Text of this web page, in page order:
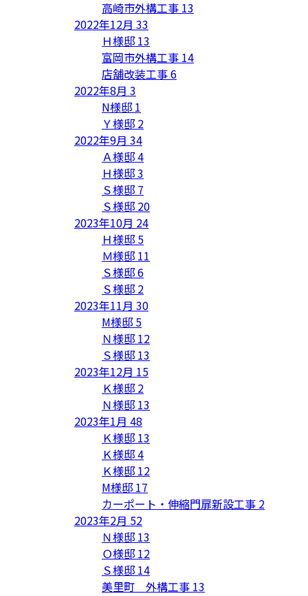
高崎市外構工事 13
2022年12月 33
Ｈ様邸 13
富岡市外構工事 14
店舗改装工事6
2022年8月 3
N様邸 1
Ｙ様邸 2
2022年9月 34
Ａ様邸4
Ｈ様邸3
Ｓ様邸 7
Ｓ様邸 20
2023年10月 24
Ｈ様邸 5
Ｍ様邸 11
Ｓ様邸6
Ｓ様邸 2
2023年11月 30
M様邸 5
Ｎ様邸 12
Ｓ様邸 13
2023年12月 15
Ｋ様邸 2
Ｎ様邸 13
2023年1月 48
Ｋ様邸 13
Ｋ様邸4
Ｋ様邸 12
M様邸 17
カーポート・伸縮門扉新設工事 2
2023年2月 52
Ｎ様邸 13
Ｏ様邸 12
Ｓ様邸 14
美里町 外構工事 13